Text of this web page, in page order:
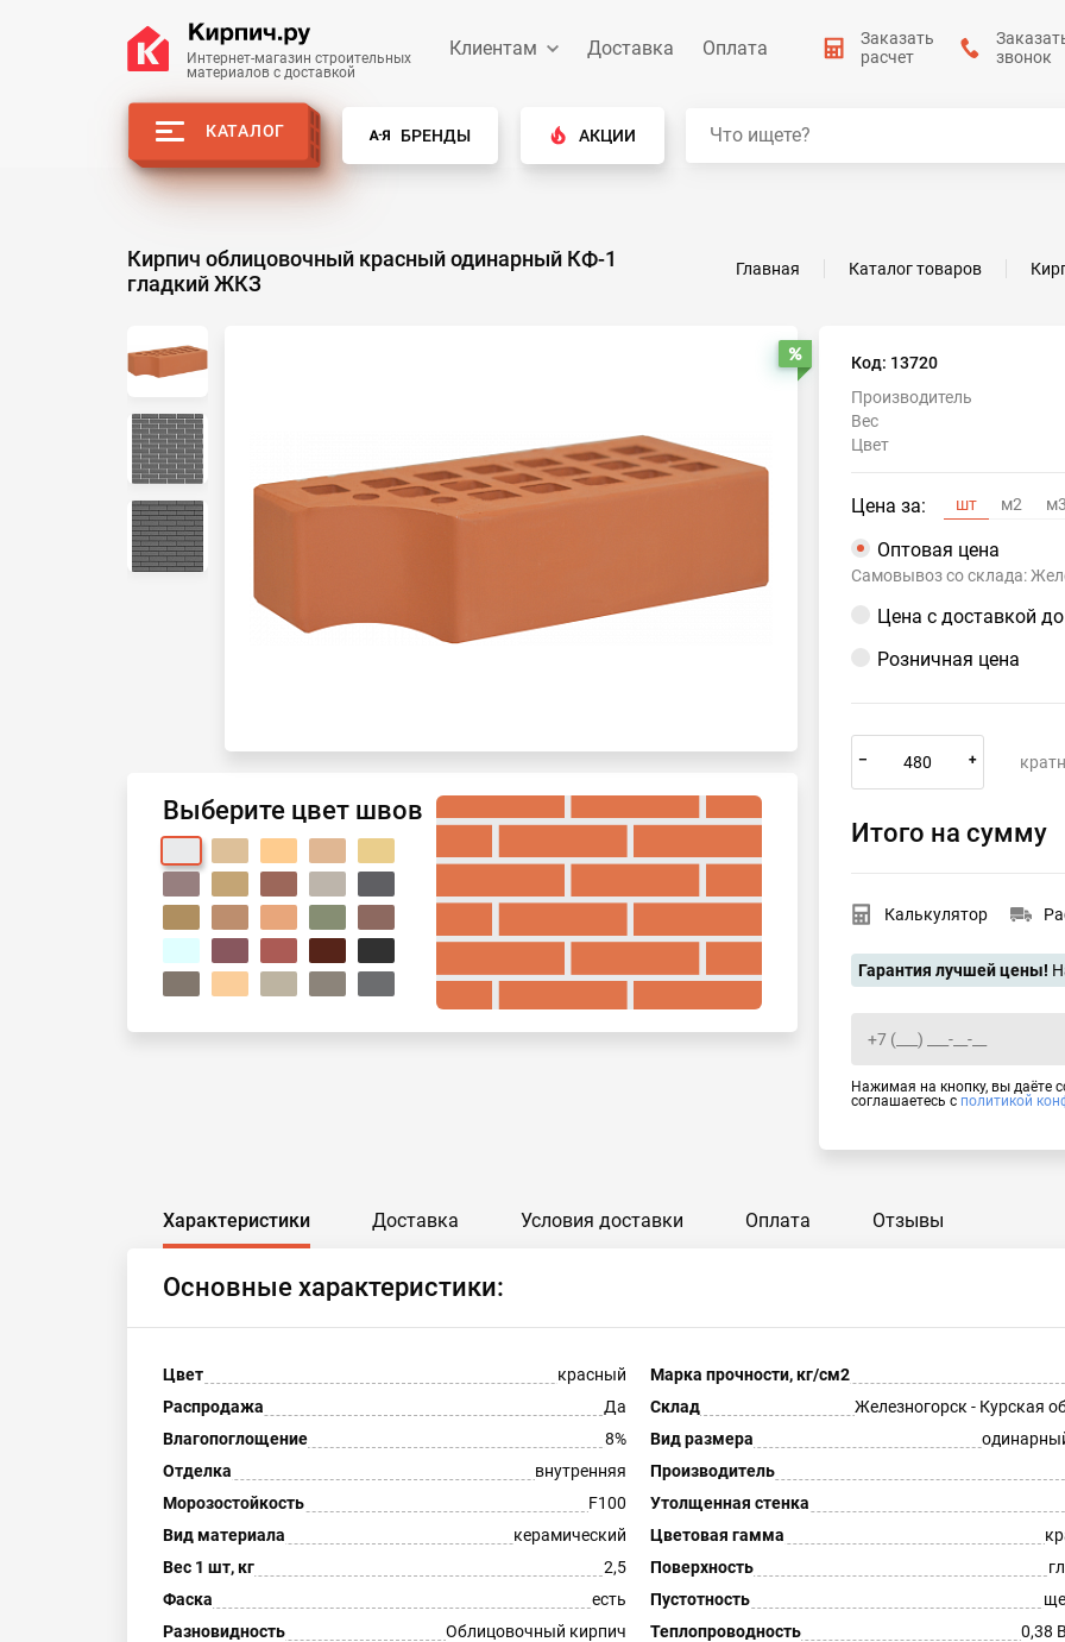
Интернет-магазин строительных
материалов с доставкой
Клиентам Доставка Оплата
Заказать
расчет
звонок
КАТАЛОГ БРЕНДЫ АКЦИИ
Кирпич облицовочный красный одинарный КФ-1
гладкий ЖКЗ
Главная Каталог товаров
Выберите цвет швов
Код: 13720
Производитель
Вес
Цвет
Цена за: шт м2 м3
Оптовая цена
Самовывоз со склада:
Цена с доставкой
Розничная цена
– +
Итого на сумму
Калькулятор
Гарантия лучшей цены!
Нажимая на кнопку, вы даёте
соглашаетесь с политикой
Характеристики Доставка Условия доставки Оплата Отзывы
Основные характеристики:
Цвет красный Марка прочности, кг/см2
Распродажа
Да Склад
Железногорск - Курская
Влагопоглощение
8% Вид размера
Отделка
внутренняя Производитель
Морозостойкость
F100 Утолщенная стенка
Вид материала
керамический Цветовая гамма
Вес 1 шт, кг
2,5 Поверхность
Фаска
есть Пустотность
Разновидность
Облицовочный кирпич Теплопроводность 0,38